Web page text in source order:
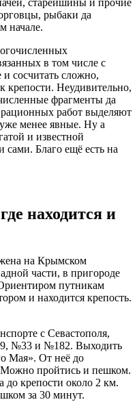
рыбаки да
начале.
в том числе с
сосчитать сложно,
крепости. Неудивительно,
фрагменты да
работ выделяют
менее явные. Ну а
и известной
сами. Благо ещё есть на
находится и
на Крымском
части, в пригороде
путникам
и находится крепость.
с Севастополя,
№33 и №182. Выходить
Мая». От неё до
Можно пройтись и пешком.
до крепости около 2 км.
за 30 минут.